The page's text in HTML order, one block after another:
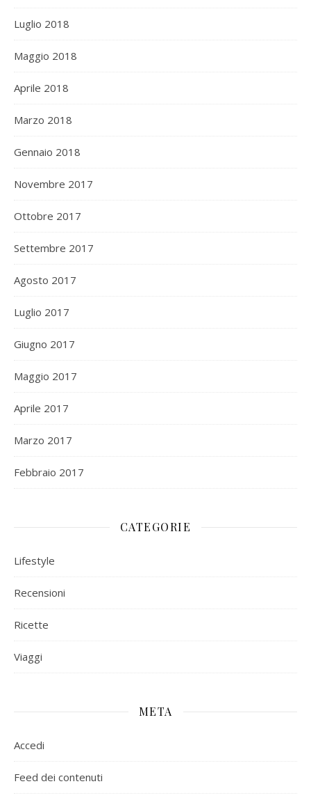
Luglio 2018
Maggio 2018
Aprile 2018
Marzo 2018
Gennaio 2018
Novembre 2017
Ottobre 2017
Settembre 2017
Agosto 2017
Luglio 2017
Giugno 2017
Maggio 2017
Aprile 2017
Marzo 2017
Febbraio 2017
CATEGORIE
Lifestyle
Recensioni
Ricette
Viaggi
META
Accedi
Feed dei contenuti